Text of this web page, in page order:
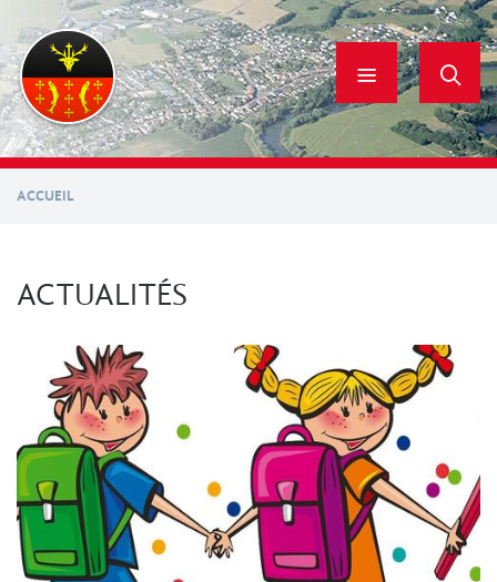
contenu
principal
ACCUEIL
ACTUALITÉS